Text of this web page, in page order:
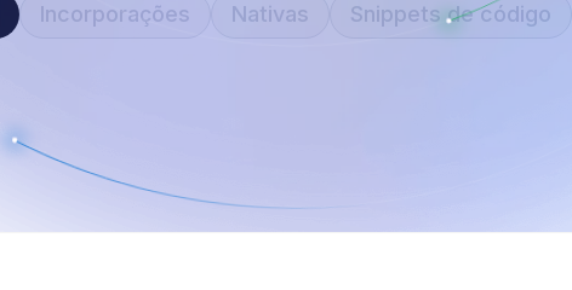
Incorporações Nativas Snippets de código